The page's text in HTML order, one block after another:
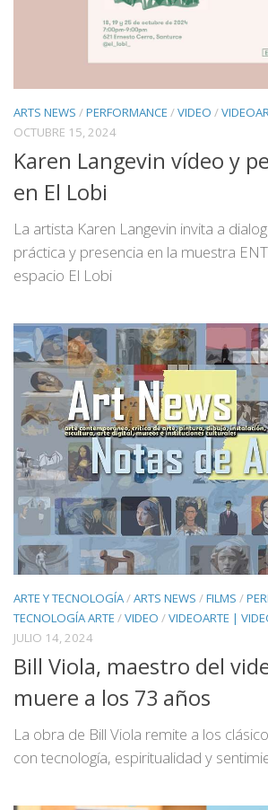
ARTS NEWS /PERFORMANCE /VIDEO /
OCTUBRE 15, 2024
Karen Langevin vídeo y
en El Lobi
La artista Karen Langevin invita a
práctica y presencia en la muestra
espacio El Lobi
ARTE Y TECNOLOGÍA/ARTS NEWS /FILMS /
TECNOLOGÍA ARTE /VIDEO /VIDEOARTE |
JULIO 14, 2024
Bill Viola, maestro del
muere a los 73 años
La obra de Bill Viola remite a los
con tecnología, espiritualidad y